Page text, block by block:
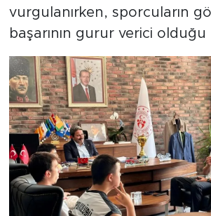
vurgulanırken, sporcuların
başarının gurur verici olduğu